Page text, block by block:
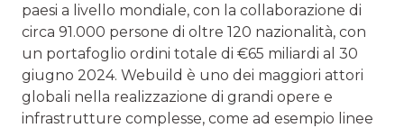
paesi a livello mondiale, con la collaborazione di
circa 91.000 persone di oltre 120 nazionalità, con
un portafoglio ordini totale di €65 miliardi al 30
giugno 2024. Webuild è uno dei maggiori attori
globali nella realizzazione di grandi opere e
infrastrutture complesse, come ad esempio linee